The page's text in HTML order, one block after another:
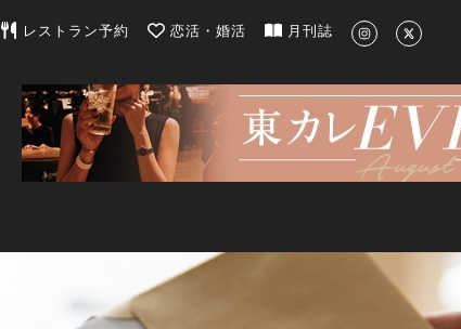
東京カレンダー | 最新のグルメ、洗練されたライフスタイル情報
レストラン予約 恋活・婚活 月刊誌